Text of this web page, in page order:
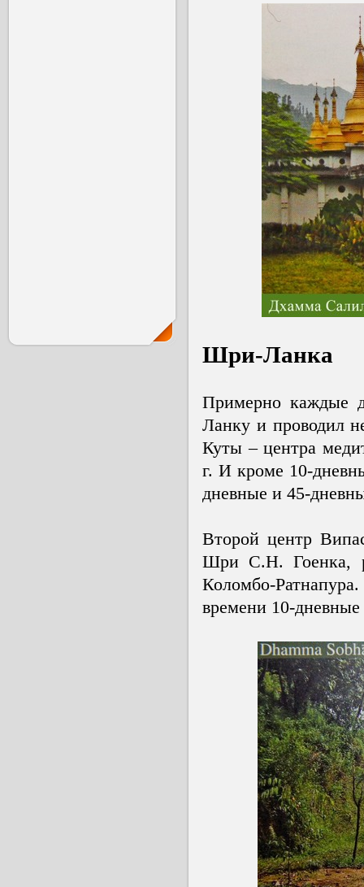
Шри-Ланка
Примерно каждые
Ланку и проводил
Куты – центра
г. И кроме 10-
дневные и 45-
Второй центр
Шри С.Н. Гоенка,
Коломбо-
времени 10-дневные